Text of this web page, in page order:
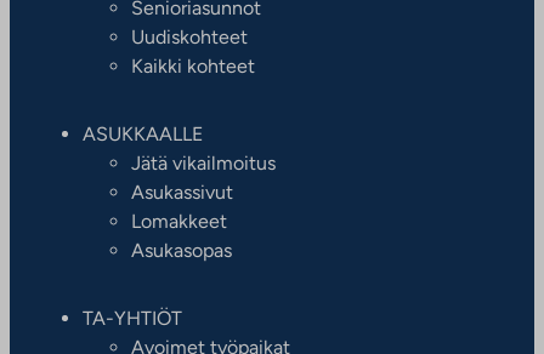
Senioriasunnot
Uudiskohteet
Kaikki kohteet
ASUKKAALLE
Jätä vikailmoitus
Asukassivut
Lomakkeet
Asukasopas
TA-YHTIÖT
Avoimet työpaikat